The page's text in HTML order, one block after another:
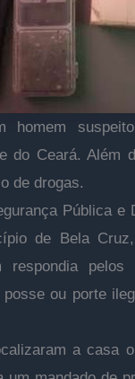
homem
do Ceará. Além
de drogas.
Pública
de Bela
respondia
ou porte
a casa